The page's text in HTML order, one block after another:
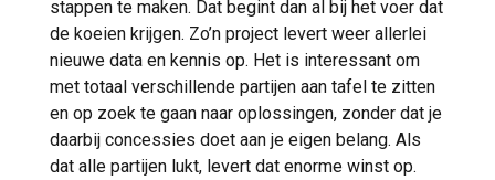
stappen te maken. Dat begint dan al bij het voer dat
de koeien krijgen. Zo’n project levert weer allerlei
nieuwe data en kennis op. Het is interessant om
met totaal verschillende partijen aan tafel te zitten
en op zoek te gaan naar oplossingen, zonder dat je
daarbij concessies doet aan je eigen belang. Als
dat alle partijen lukt, levert dat enorme winst op.